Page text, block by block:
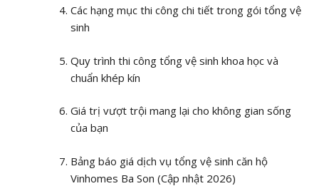
Các hạng mục thi công chi tiết trong gói tổng vệ
sinh
Quy trình thi công tổng vệ sinh khoa học và
chuẩn khép kín
Giá trị vượt trội mang lại cho không gian sống
của bạn
Bảng báo giá dịch vụ tổng vệ sinh căn hộ
Vinhomes Ba Son (Cập nhật 2026)